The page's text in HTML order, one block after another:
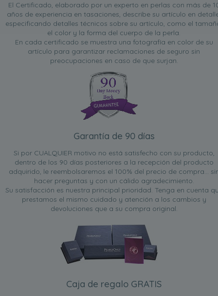
El Certificado, elaborado por un experto en perlas con más de
años de experiencia en tasaciones, describe su artículo en
especificando detalles técnicos sobre su artículo, como el
el color y la forma del cuerpo de la perla.
En cada certificado se muestra una fotografía en color de su
artículo para garantizar reclamaciones de seguro sin
preocupaciones en caso de que surjan.
Garantía de 90 días
Si por CUALQUIER motivo no está satisfecho con su producto,
dentro de los 90 días posteriores a la recepción del producto
adquirido, le reembolsaremos el 100% del precio de compra...
hacer preguntas y con un cálido agradecimiento.
Su satisfacción es nuestra principal prioridad. Tenga en cuenta
prestamos el mismo cuidado y atención a los cambios y
devoluciones que a su compra original.
Caja de regalo GRATIS